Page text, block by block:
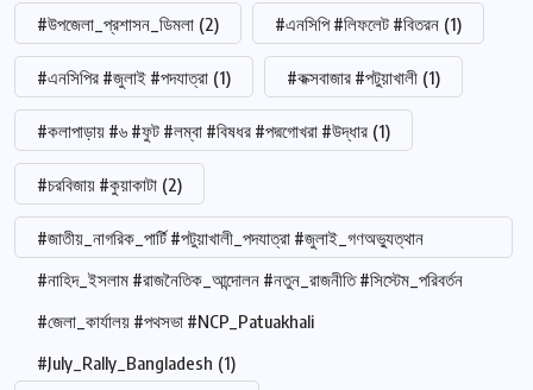
#উপজেলা_প্রশাসন_ডিমলা (2) #এনসিপি #লিফলেট #বিতরন (1)
#এনসিপির #জুলাই #পদযাত্রা (1) #কক্সবাজার #পটুয়াখালী (1)
#কলাপাড়ায় #৬ #ফুট #লম্বা #বিষধর #পদ্মগোখরা #উদ্ধার (1)
#চরবিজায় #কুয়াকাটা (2)
#জাতীয়_নাগরিক_পার্টি #পটুয়াখালী_পদযাত্রা #জুলাই_গণঅভ্যুত্থান
#নাহিদ_ইসলাম #রাজনৈতিক_আন্দোলন #নতুন_রাজনীতি #সিস্টেম_পরিবর্তন
#জেলা_কার্যালয় #পথসভা #NCP_Patuakhali
#July_Rally_Bangladesh (1)